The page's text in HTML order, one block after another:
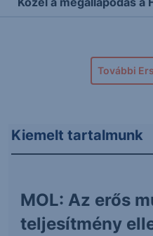
További
Kiemelt tartalmunk
MOL: Az erős
teljesítmény